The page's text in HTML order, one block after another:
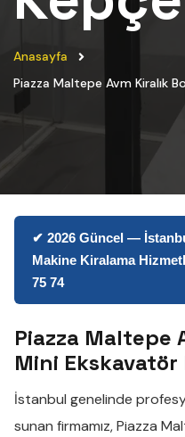
Anasayfa
Piazza Maltepe Avm Kiralık
✔ 2026 Güncel —
Makine Kiralama
75 74
Piazza Maltepe
Mini Ekskavatör
İstanbul genelinde
sunan firmamız,Piazza